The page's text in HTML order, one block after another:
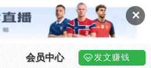
✕
会员中心 发文赚钱